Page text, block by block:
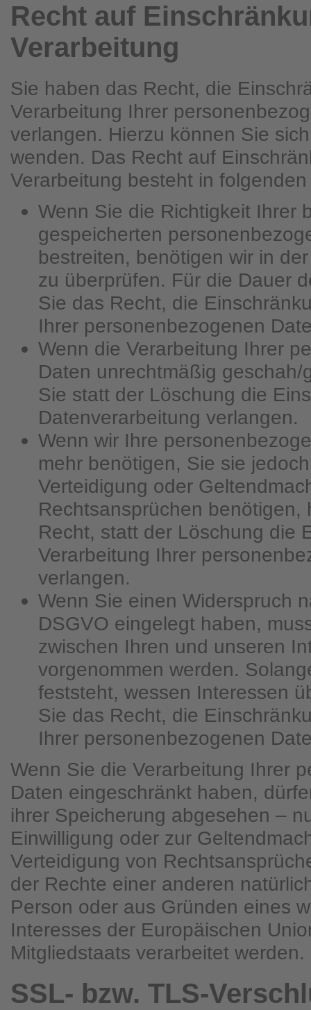
Recht auf
Verarbeitung
Sie haben das Recht, die
Verarbeitung Ihrer
verlangen. Hierzu können Sie
wenden. Das Recht auf
Verarbeitung besteht in
Wenn Sie die Richtigkeit Ihrer
gespeicherten
bestreiten, benötigen wir in
zu überprüfen. Für die Dauer
Sie das Recht, die
Ihrer personenbezogenen
Wenn die Verarbeitung Ihrer
Daten unrechtmäßig
Sie statt der Löschung die
Datenverarbeitung verlangen.
Wenn wir Ihre
mehr benötigen, Sie sie
Verteidigung oder
Rechtsansprüchen benötigen,
Recht, statt der Löschung die
Verarbeitung Ihrer
verlangen.
Wenn Sie einen Widerspruch
DSGVO eingelegt haben,
zwischen Ihren und unseren
vorgenommen werden.
feststeht, wessen Interessen
Sie das Recht, die
Ihrer personenbezogenen
Wenn Sie die Verarbeitung Ihrer
Daten eingeschränkt haben,
ihrer Speicherung abgesehen –
Einwilligung oder zur
Verteidigung von
der Rechte einer anderen
Person oder aus Gründen eines
Interesses der Europäischen
Mitgliedstaats verarbeitet werden.
SSL- bzw. TLS-